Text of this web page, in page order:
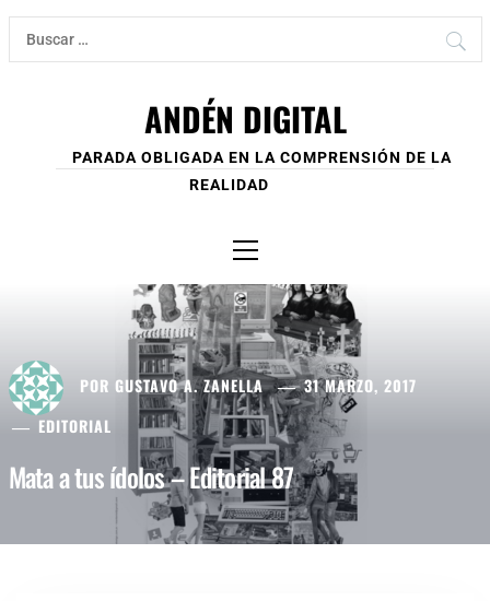
Ir
contenido
Buscar:
ANDÉN DIGITAL
PARADA OBLIGADA EN LA COMPRENSIÓN DE LA
REALIDAD
principal
POR GUSTAVO A. ZANELLA
31 MARZO, 2017
EDITORIAL
Mata a tus ídolos – Editorial 87